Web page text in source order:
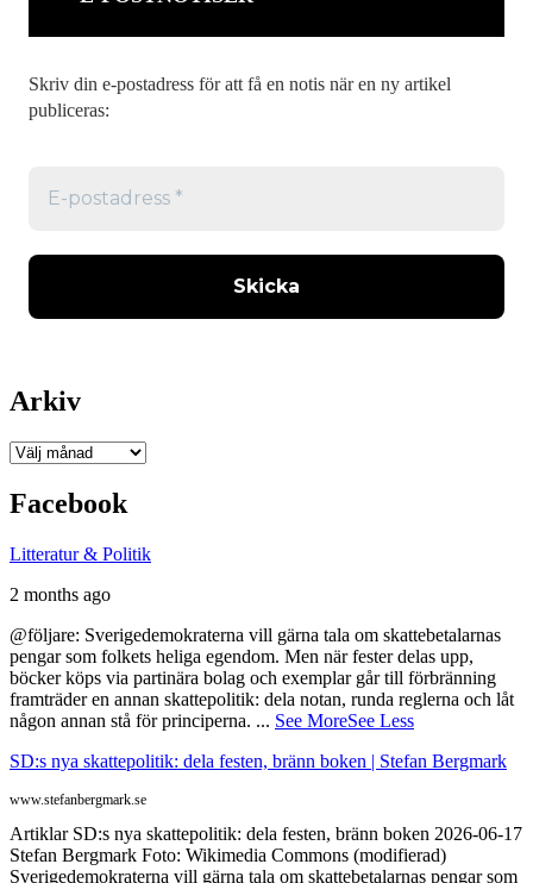
Skriv din e-postadress för att få en notis när en ny artikel
publiceras:
Arkiv
Arkiv
Facebook
Litteratur & Politik
2 months ago
@följare: Sverigedemokraterna vill gärna tala om skattebetalarnas
pengar som folkets heliga egendom. Men när fester delas upp,
böcker köps via partinära bolag och exemplar går till förbränning
framträder en annan skattepolitik: dela notan, runda reglerna och låt
någon annan stå för principerna. ... See MoreSee Less
SD:s nya skattepolitik: dela festen, bränn boken | Stefan Bergmark
www.stefanbergmark.se
Artiklar SD:s nya skattepolitik: dela festen, bränn boken 2026-06-17
Stefan Bergmark Foto: Wikimedia Commons (modifierad)
Sverigedemokraterna vill gärna tala om skattebetalarnas pengar som